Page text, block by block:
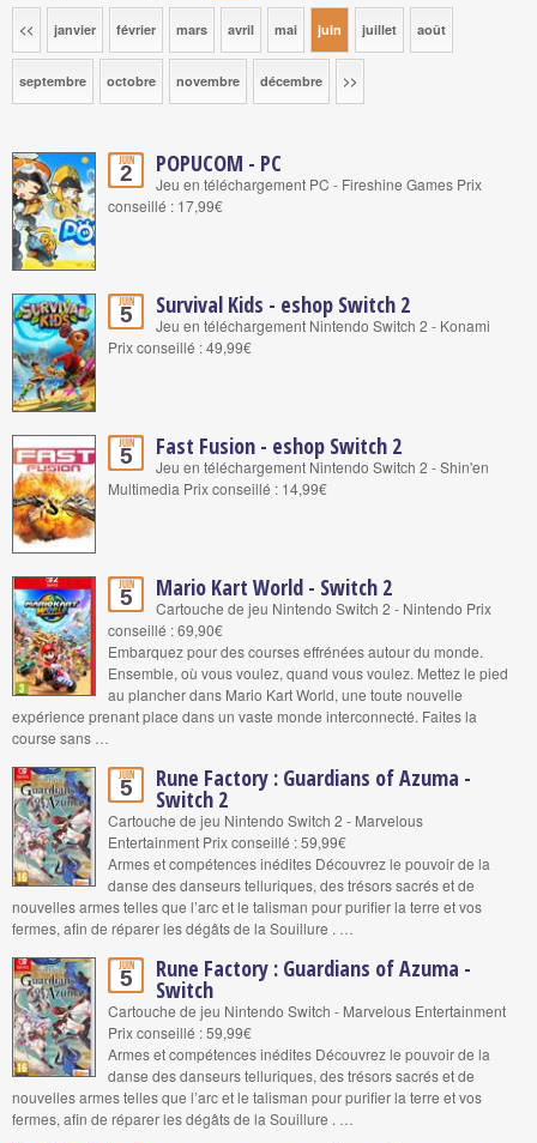
<< janvier février mars avril mai juin juillet août
septembre octobre novembre décembre >>
Juin
2 POPUCOM - PC
Jeu en téléchargement PC - Fireshine Games Prix
conseillé : 17,99€
Juin
5 Survival Kids - eshop Switch 2
Jeu en téléchargement Nintendo Switch 2 - Konami
Prix conseillé : 49,99€
Juin
5 Fast Fusion - eshop Switch 2
Jeu en téléchargement Nintendo Switch 2 - Shin'en
Multimedia Prix conseillé : 14,99€
Juin
5 Mario Kart World - Switch 2
Cartouche de jeu Nintendo Switch 2 - Nintendo Prix
conseillé : 69,90€
Embarquez pour des courses effrénées autour du monde.
Ensemble, où vous voulez, quand vous voulez. Mettez le pied
au plancher dans Mario Kart World, une toute nouvelle
expérience prenant place dans un vaste monde interconnecté. Faites la
course sans …
Juin
5 Rune Factory : Guardians of Azuma -
Switch 2
Cartouche de jeu Nintendo Switch 2 - Marvelous
Entertainment Prix conseillé : 59,99€
Armes et compétences inédites Découvrez le pouvoir de la
danse des danseurs telluriques, des trésors sacrés et de
nouvelles armes telles que l’arc et le talisman pour purifier la terre et vos
fermes, afin de réparer les dégâts de la Souillure . …
Juin
5 Rune Factory : Guardians of Azuma -
Switch
Cartouche de jeu Nintendo Switch - Marvelous Entertainment
Prix conseillé : 59,99€
Armes et compétences inédites Découvrez le pouvoir de la
danse des danseurs telluriques, des trésors sacrés et de
nouvelles armes telles que l’arc et le talisman pour purifier la terre et vos
fermes, afin de réparer les dégâts de la Souillure . …